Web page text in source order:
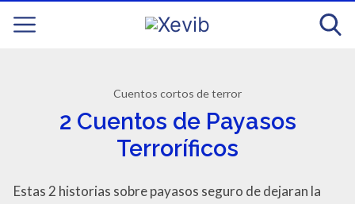
Cuentos cortos de terror
2 Cuentos de Payasos
Terroríficos
Estas 2 historias sobre payasos seguro de dejaran la